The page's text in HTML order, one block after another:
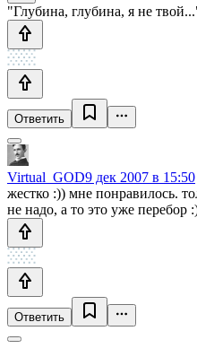
"Глубина, глубина, я не
Ответить
Virtual_GOD9 дек 2007 в 15:50
жестко :)) мне понравилось.
не надо, а то это уже перебор
Ответить